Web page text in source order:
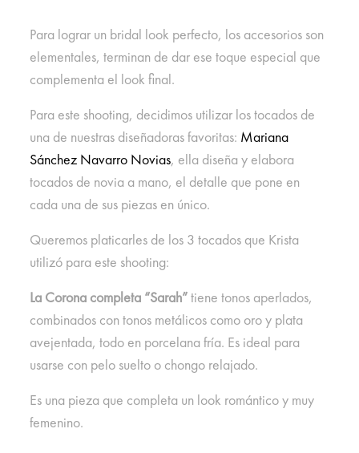
Para lograr un bridal look perfecto, los accesorios son
elementales, terminan de dar ese toque especial que
complementa el look final.
Para este shooting, decidimos utilizar los tocados de
una de nuestras diseñadoras favoritas: Mariana
Sánchez Navarro Novias, ella diseña y elabora
tocados de novia a mano, el detalle que pone en
cada una de sus piezas en único.
Queremos platicarles de los 3 tocados que Krista
utilizó para este shooting:
La Corona completa “Sarah”tiene tonos aperlados,
combinados con tonos metálicos como oro y plata
avejentada, todo en porcelana fría. Es ideal para
usarse con pelo suelto o chongo relajado.
Es una pieza que completa un look romántico y muy
femenino.